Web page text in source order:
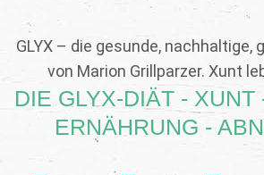
GLYX – die gesunde, nachhaltige,
von Marion Grillparzer. Xunt
DIE GLYX-DIÄT - XUNT
ERNÄHRUNG -